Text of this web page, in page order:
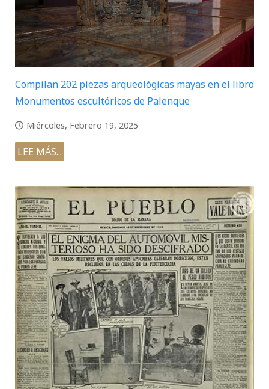
Compilan 202 piezas arqueológicas mayas en el libro
Monumentos escultóricos de Palenque
Miércoles, Febrero 19, 2025
LEE MÁS...